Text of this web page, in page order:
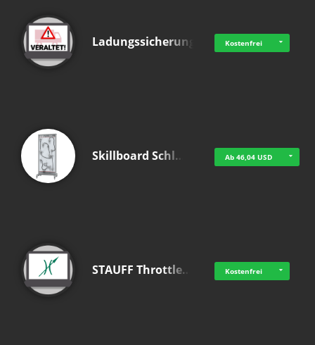
Ladungssicherung Kostenfrei
Skillboard Schl… Ab 46,04 USD
STAUFF Throttle… Kostenfrei